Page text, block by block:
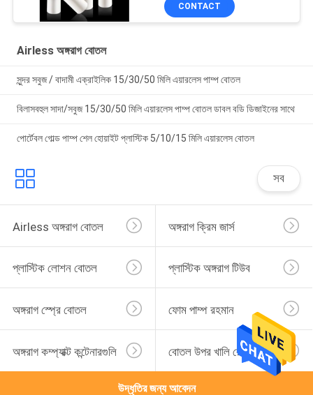
CONTACT
Airless অঙ্গরাগ বোতল
সুন্দর সবুজ / বাদামী এক্রাইলিক 15/30/50 মিলি এয়ারলেস পাম্প বোতল
বিলাসবহুল সাদা/সবুজ 15/30/50 মিলি এয়ারলেস পাম্প বোতল ডাবল বডি ডিজাইনের সাথে
পোর্টেবল গোল্ড পাম্প শেল হোয়াইট প্লাস্টিক 5/10/15 মিলি এয়ারলেস বোতল
সব
Airless অঙ্গরাগ বোতল অঙ্গরাগ ক্রিম জার্স
প্লাস্টিক লোশন বোতল প্লাস্টিক অঙ্গরাগ টিউব
অঙ্গরাগ স্প্রে বোতল ফোম পাম্প রহমান
অঙ্গরাগ কম্প্যাক্ট কন্টেনারগুলি বোতল উপর খালি রোল
উদ্ধৃতির জন্য আবেদন